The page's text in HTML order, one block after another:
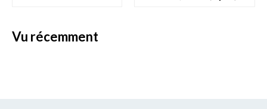
vu récemment